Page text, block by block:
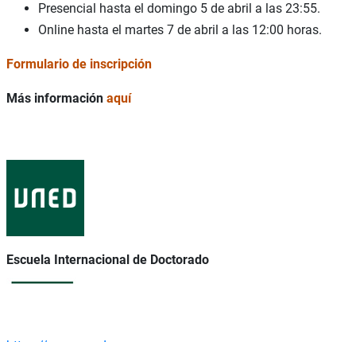
Presencial hasta el domingo 5 de abril a las 23:55.
Online hasta el martes 7 de abril a las 12:00 horas.
Formulario de inscripción
Más información aquí
Escuela Internacional de Doctorado